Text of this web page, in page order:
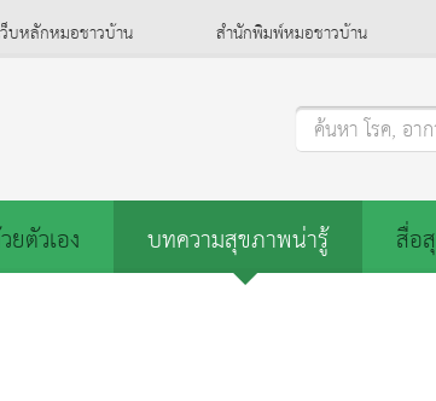
ว็บหลักหมอชาวบ้าน สำนักพิมพ์หมอชาวบ้าน
ค้นหา โรค, อา
ตัวเอง บทความสุขภาพน่ารู้ สื่อ